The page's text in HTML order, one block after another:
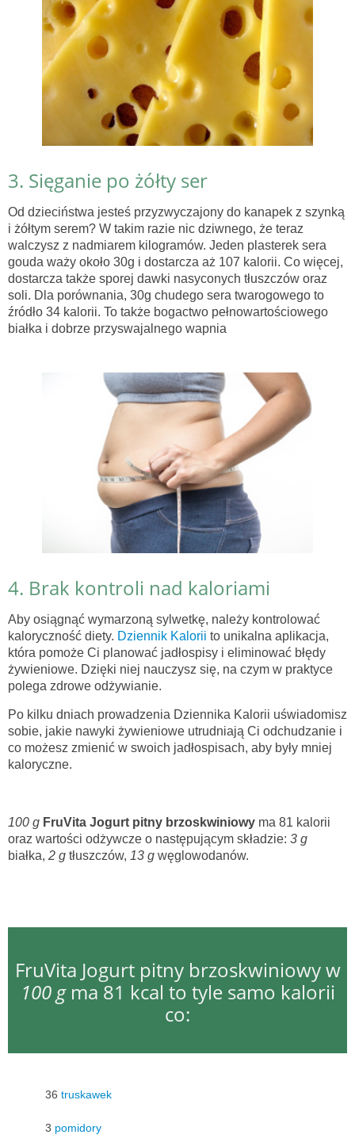
3. Sięganie po żółty ser
Od dzieciństwa jesteś przyzwyczajony do kanapek z szynką
i żółtym serem? W takim razie nic dziwnego, że teraz
walczysz z nadmiarem kilogramów. Jeden plasterek sera
gouda waży około 30g i dostarcza aż 107 kalorii. Co więcej,
dostarcza także sporej dawki nasyconych tłuszczów oraz
soli. Dla porównania, 30g chudego sera twarogowego to
źródło 34 kalorii. To także bogactwo pełnowartościowego
białka i dobrze przyswajalnego wapnia
4. Brak kontroli nad kaloriami
Aby osiągnąć wymarzoną sylwetkę, należy kontrolować
kaloryczność diety. Dziennik Kalorii to unikalna aplikacja,
która pomoże Ci planować jadłospisy i eliminować błędy
żywieniowe. Dzięki niej nauczysz się, na czym w praktyce
polega zdrowe odżywianie.
Po kilku dniach prowadzenia Dziennika Kalorii uświadomisz
sobie, jakie nawyki żywieniowe utrudniają Ci odchudzanie i
co możesz zmienić w swoich jadłospisach, aby były mniej
kaloryczne.
100 g FruVita Jogurt pitny brzoskwiniowy ma 81 kalorii
oraz wartości odżywcze o następującym składzie: 3 g
białka, 2 g tłuszczów, 13 g węglowodanów.
FruVita Jogurt pitny brzoskwiniowy w
100 gma 81 kcal to tyle samo kalorii
co:
36 truskawek
3 pomidory